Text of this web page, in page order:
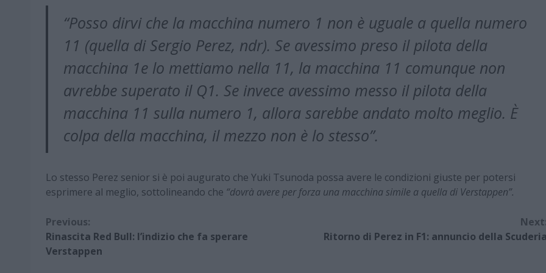
“Posso dirvi che la macchina numero 1 non è uguale a quella numero
11 (quella di Sergio Perez, ndr). Se avessimo preso il pilota della
macchina 1e lo mettiamo nella 11, la macchina 11 comunque non
avrebbe superato il Q1. Se invece avessimo messo il pilota della
macchina 11 sulla numero 1, allora sarebbe andato molto meglio. È
colpa della macchina, il mezzo non è lo stesso”.
Lo stesso Perez senior si è poi augurato che Yuki Tsunoda possa avere le condizioni giuste per potersi
esprimere al meglio, sottolineando che “dovrà avere per forza una macchina simile a quella di Verstappen”.
Continue
Reading
Previous:
Rinascita Red Bull: l’indizio che fa sperare
Verstappen
Ritorno di Perez in F1: annuncio della